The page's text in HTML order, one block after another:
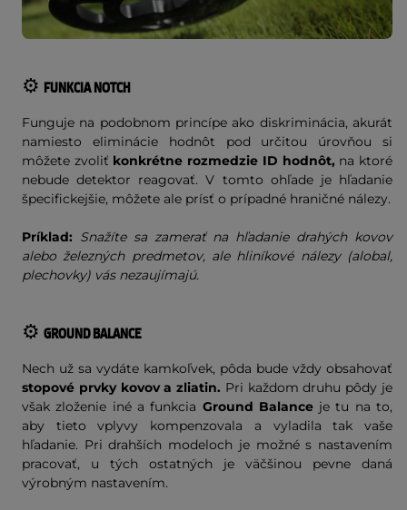
⚙️ FUNKCIA NOTCH
Funguje na podobnom princípe ako diskriminácia, akurát
namiesto eliminácie hodnôt pod určitou úrovňou si
môžete zvoliť konkrétne rozmedzie ID hodnôt, na ktoré
nebude detektor reagovať. V tomto ohľade je hľadanie
špecifickejšie, môžete ale prísť o prípadné hraničné nálezy.
Príklad: Snažíte sa zamerať na hľadanie drahých kovov
alebo železných predmetov, ale hliníkové nálezy (alobal,
plechovky) vás nezaujímajú.
⚙️ GROUND BALANCE
Nech už sa vydáte kamkoľvek, pôda bude vždy obsahovať
stopové prvky kovov a zliatin. Pri každom druhu pôdy je
však zloženie iné a funkcia Ground Balanceje tu na to,
aby tieto vplyvy kompenzovala a vyladila tak vaše
hľadanie. Pri drahších modeloch je možné s nastavením
pracovať, u tých ostatných je väčšinou pevne daná
výrobným nastavením.